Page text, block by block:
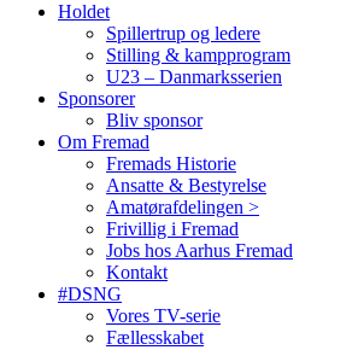
Holdet
Spillertrup og ledere
Stilling & kampprogram
U23 – Danmarksserien
Sponsorer
Bliv sponsor
Om Fremad
Fremads Historie
Ansatte & Bestyrelse
Amatørafdelingen >
Frivillig i Fremad
Jobs hos Aarhus Fremad
Kontakt
#DSNG
Vores TV-serie
Fællesskabet